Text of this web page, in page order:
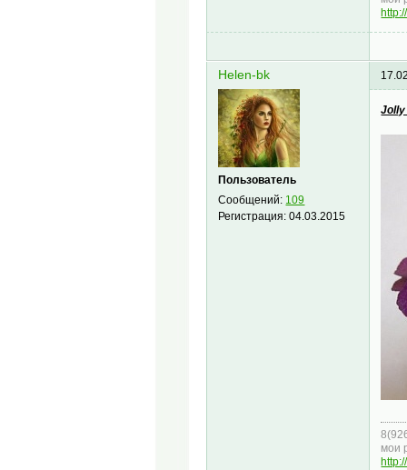
Helen-bk
Пользователь
Сообщений: 109
Регистрация:04.03.2015
Jolly
мои